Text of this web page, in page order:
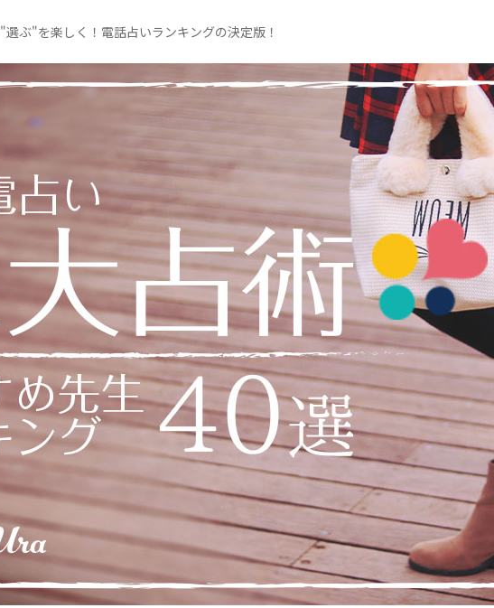
"選ぶ"を楽しく！電話占いランキングの決定版！